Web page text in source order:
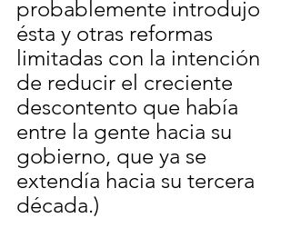
probablemente introdujo
ésta y otras reformas
limitadas con la intención
de reducir el creciente
descontento que había
entre la gente hacia su
gobierno, que ya se
extendía hacia su tercera
década.)